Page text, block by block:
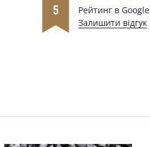
5
Рейтинг в Google
Залишити відгук